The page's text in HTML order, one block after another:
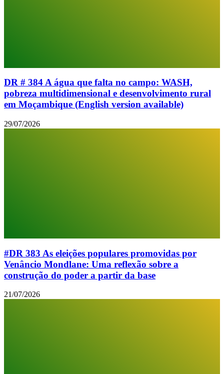
DR # 384 A água que falta no campo: WASH,
pobreza multidimensional e desenvolvimento rural
em Moçambique (English version available)
29/07/2026
#DR 383 As eleições populares promovidas por
Venâncio Mondlane: Uma reflexão sobre a
construção do poder a partir da base
21/07/2026